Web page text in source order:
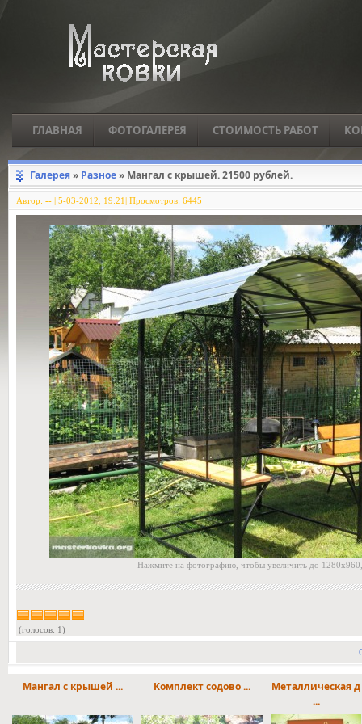
ГЛАВНАЯ ФОТОГАЛЕРЕЯ СТОИМОСТЬ РАБОТ
Галерея» Разное» Мангал с крышей. 21500 рублей.
Автор: -- | 5-03-2012, 19:21| Просмотров: 6445
Нажмите на фотографию, чтобы увеличить до
(голосов: 1)
Мангал с крышей ... Комплект содово ...
Металлическая д
...